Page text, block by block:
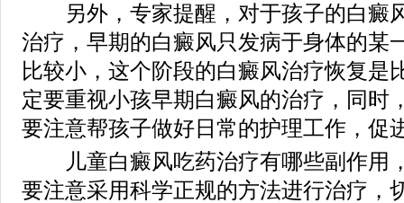
另外，专家提醒，对于孩子的白癜
治疗，早期的白癜风只发病于身体的某
比较小，这个阶段的白癜风治疗恢复是
定要重视小孩早期白癜风的治疗，同时
要注意帮孩子做好日常的护理工作，促
儿童白癜风吃药治疗有哪些副作用
要注意采用科学正规的方法进行治疗，